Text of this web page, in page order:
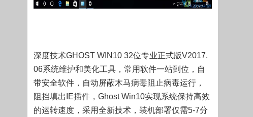
深度技术GHOST WIN10 32位专业正式版V2017.
06系统维护和美化工具，常用软件一站到位，自
带安全软件，自动屏蔽木马病毒阻止病毒运行，
阻挡填出IE插件，Ghost Win10实现系统保持高效
的运转速度，采用全新技术，装机部署仅需5-7分